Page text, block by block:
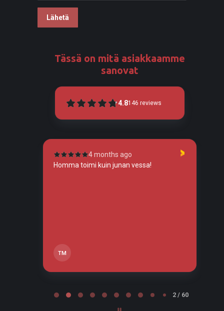
Tässä on mitä asiakkaamme
sanovat
4.8146 reviews
4 months ago
Homma toimi kuin junan vessa!
TM
2 / 60